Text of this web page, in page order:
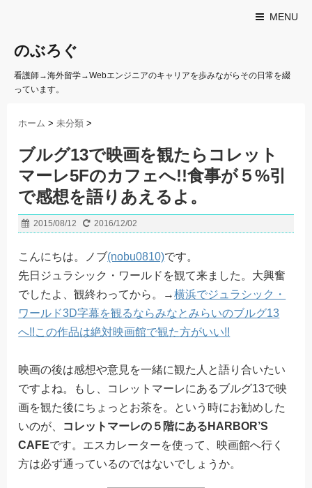
MENU
のぶろぐ
看護師→海外留学→Webエンジニアのキャリアを歩みながらその日常を綴
っています。
ホーム >未分類 >
ブルグ13で映画を観たらコレット
マーレ5Fのカフェへ!!食事が５%引
で感想を語りあえるよ。
2015/08/12 2016/12/02
こんにちは。ノブ(nobu0810)です。
先日ジュラシック・ワールドを観て来ました。大興奮
でしたよ、観終わってから。→横浜でジュラシック・
ワールド3D字幕を観るならみなとみらいのブルグ13
へ!!この作品は絶対映画館で観た方がいい!!
映画の後は感想や意見を一緒に観た人と語り合いたい
ですよね。もし、コレットマーレにあるブルグ13で映
画を観た後にちょっとお茶を。という時にお勧めした
いのが、 コレットマーレの５階にあるHARBOR’S
CAFEです。エスカレーターを使って、映画館へ行く
方は必ず通っているのではないでしょうか。